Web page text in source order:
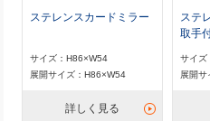
ステレンスカードミラー
サイズ：H86×W54
展開サイズ：H86×W54
詳しく見る
ステ
取手
サイズ
展開